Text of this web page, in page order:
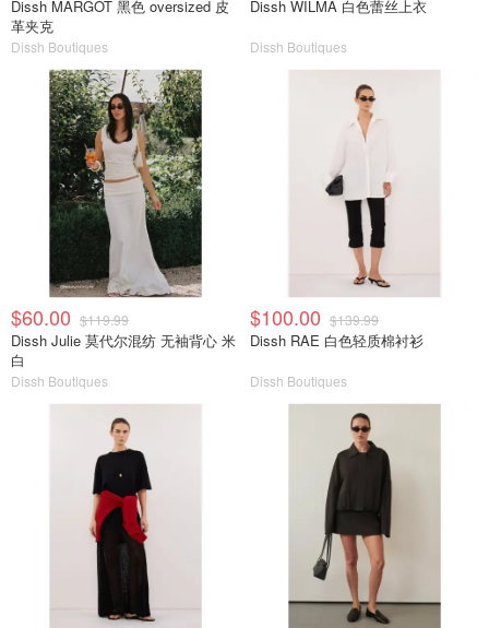
Dissh MARGOT 黑色 oversized 皮
革夹克
Dissh Boutiques
Dissh WILMA 白色蕾丝上衣
Dissh Boutiques
$60.00 $119.99
Dissh Julie 莫代尔混纺 无袖背心 米
白
Dissh Boutiques
$100.00 $139.99
Dissh RAE 白色轻质棉衬衫
Dissh Boutiques